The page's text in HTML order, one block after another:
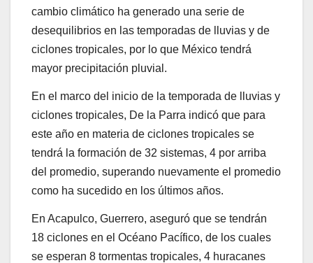
cambio climático ha generado una serie de
desequilibrios en las temporadas de lluvias y de
ciclones tropicales, por lo que México tendrá
mayor precipitación pluvial.
En el marco del inicio de la temporada de lluvias y
ciclones tropicales, De la Parra indicó que para
este año en materia de ciclones tropicales se
tendrá la formación de 32 sistemas, 4 por arriba
del promedio, superando nuevamente el promedio
como ha sucedido en los últimos años.
En Acapulco, Guerrero, aseguró que se tendrán
18 ciclones en el Océano Pacífico, de los cuales
se esperan 8 tormentas tropicales, 4 huracanes